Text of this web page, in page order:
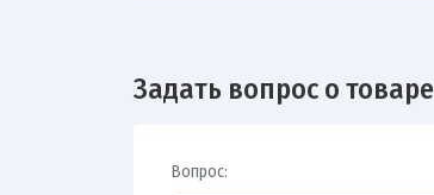
Задать вопрос о товаре
Вопрос: